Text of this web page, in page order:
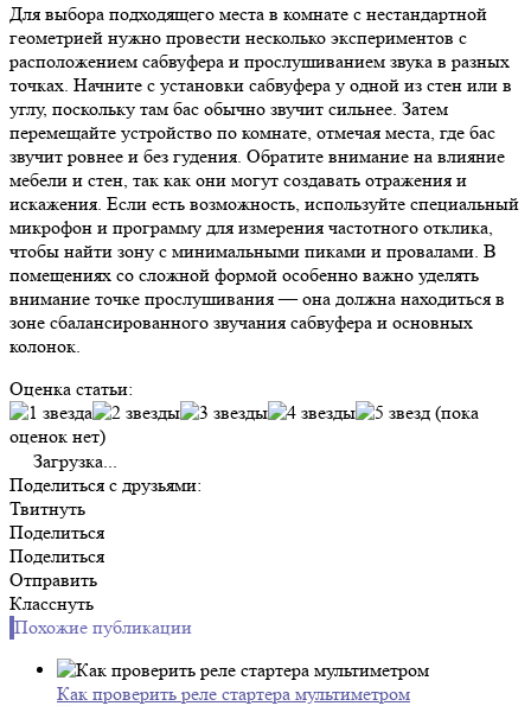
Для выбора подходящего места в комнате с нестандартной
геометрией нужно провести несколько экспериментов с
расположением сабвуфера и прослушиванием звука в разных
точках. Начните с установки сабвуфера у одной из стен или в
углу, поскольку там бас обычно звучит сильнее. Затем
перемещайте устройство по комнате, отмечая места, где бас
звучит ровнее и без гудения. Обратите внимание на влияние
мебели и стен, так как они могут создавать отражения и
искажения. Если есть возможность, используйте специальный
микрофон и программу для измерения частотного отклика,
чтобы найти зону с минимальными пиками и провалами. В
помещениях со сложной формой особенно важно уделять
внимание точке прослушивания — она должна находиться в
зоне сбалансированного звучания сабвуфера и основных
колонок.
Оценка статьи:
(пока
оценок нет)
Загрузка...
Поделиться с друзьями:
Твитнуть
Поделиться
Поделиться
Отправить
Класснуть
Похожие публикации
Как проверить реле стартера мультиметром